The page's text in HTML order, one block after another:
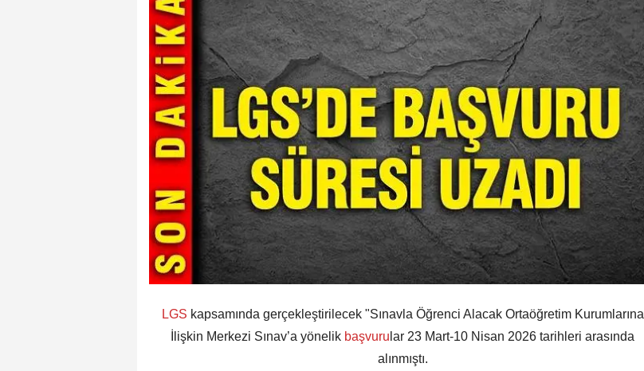
LGS kapsamında gerçekleştirilecek "Sınavla Öğrenci Alacak Ortaöğretim Kurumlarına
İlişkin Merkezi Sınav’a yönelik başvuru lar 23 Mart-10 Nisan 2026 tarihleri arasında
alınmıştı.